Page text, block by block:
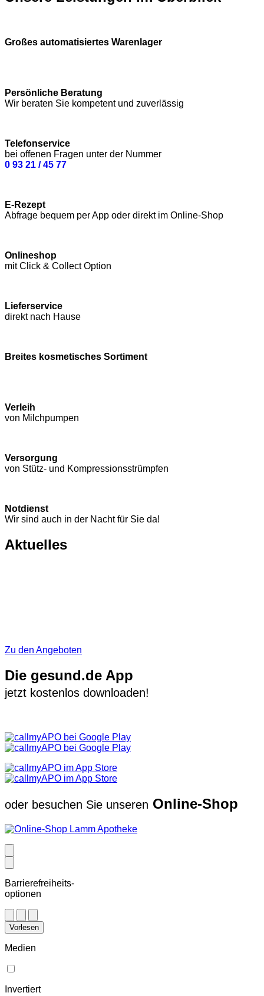
Großes automatisiertes Warenlager
Persönliche Beratung
Wir beraten Sie kompetent und zuverlässig
Telefonservice
bei offenen Fragen unter der Nummer
0 93 21 / 45 77
E-Rezept
Abfrage bequem per App oder direkt im Online-Shop
Onlineshop
mit Click & Collect Option
Lieferservice
direkt nach Hause
Breites kosmetisches Sortiment
Verleih
von Milchpumpen
Versorgung
von Stütz- und Kompressions­strümpfen
Notdienst
Wir sind auch in der Nacht für Sie da!
Aktuelles
Zu den Angeboten
Die gesund.de App
jetzt kostenlos downloaden!
oder besuchen Sie unseren Online-Shop
Barrierefreiheits-
optionen
Vorlesen
Medien
Invertiert